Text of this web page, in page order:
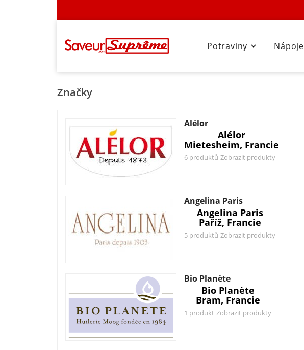

Potraviny Nápoje
Značky
Alélor
Alélor
Mietesheim, Francie
6 produktů Zobrazit produkty
Angelina Paris
Angelina Paris
Paříž, Francie
5 produktů Zobrazit produkty
Bio Planète
Bio Planète
Bram, Francie
1 produkt Zobrazit produkty